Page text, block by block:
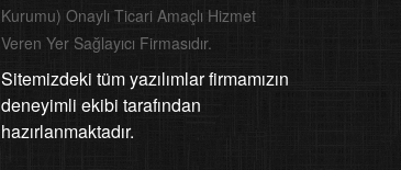
Kurumu) Onaylı Ticari Amaçlı Hizmet
Veren Yer Sağlayıcı Firmasıdır.
Sitemizdeki tüm yazılımlar firmamızın
deneyimli ekibi tarafından
hazırlanmaktadır.